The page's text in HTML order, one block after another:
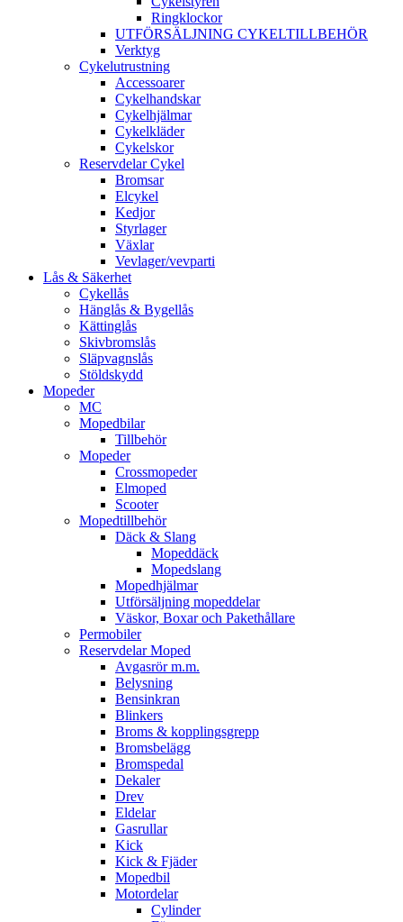
Ringklockor
UTFÖRSÄLJNING CYKELTILLBEHÖR
Verktyg
Cykelutrustning
Accessoarer
Cykelhandskar
Cykelhjälmar
Cykelkläder
Cykelskor
Reservdelar Cykel
Bromsar
Elcykel
Kedjor
Styrlager
Växlar
Vevlager/vevparti
Lås & Säkerhet
Cykellås
Hänglås & Bygellås
Kättinglås
Skivbromslås
Släpvagnslås
Stöldskydd
Mopeder
MC
Mopedbilar
Tillbehör
Mopeder
Crossmopeder
Elmoped
Scooter
Mopedtillbehör
Däck & Slang
Mopeddäck
Mopedslang
Mopedhjälmar
Utförsäljning mopeddelar
Väskor, Boxar och Pakethållare
Permobiler
Reservdelar Moped
Avgasrör m.m.
Belysning
Bensinkran
Blinkers
Broms & kopplingsgrepp
Bromsbelägg
Bromspedal
Dekaler
Drev
Eldelar
Gasrullar
Kick
Kick & Fjäder
Mopedbil
Motordelar
Cylinder